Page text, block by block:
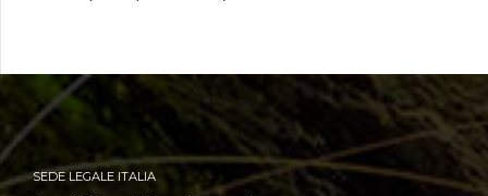
SEDE LEGALE ITALIA